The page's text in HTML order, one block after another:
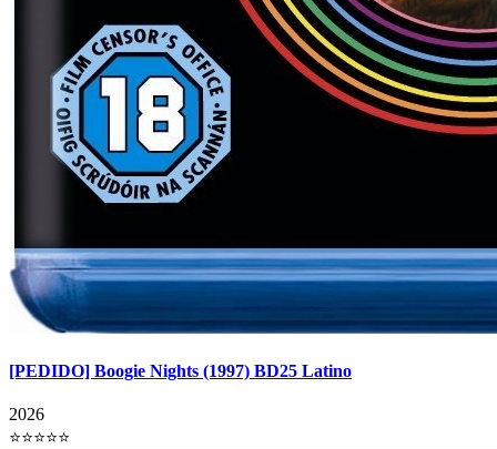
[PEDIDO] Boogie Nights (1997) BD25 Latino
2026
⭐⭐⭐⭐⭐